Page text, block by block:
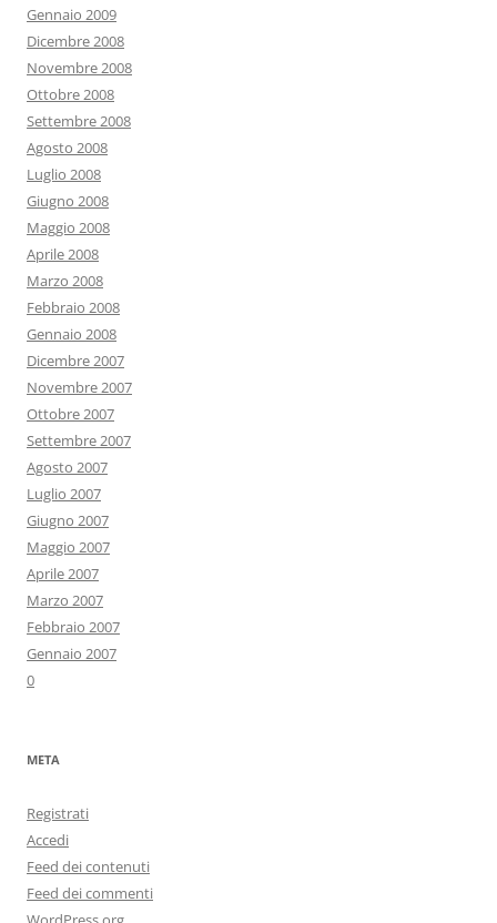
Gennaio 2009
Dicembre 2008
Novembre 2008
Ottobre 2008
Settembre 2008
Agosto 2008
Luglio 2008
Giugno 2008
Maggio 2008
Aprile 2008
Marzo 2008
Febbraio 2008
Gennaio 2008
Dicembre 2007
Novembre 2007
Ottobre 2007
Settembre 2007
Agosto 2007
Luglio 2007
Giugno 2007
Maggio 2007
Aprile 2007
Marzo 2007
Febbraio 2007
Gennaio 2007
0
META
Registrati
Accedi
Feed dei contenuti
Feed dei commenti